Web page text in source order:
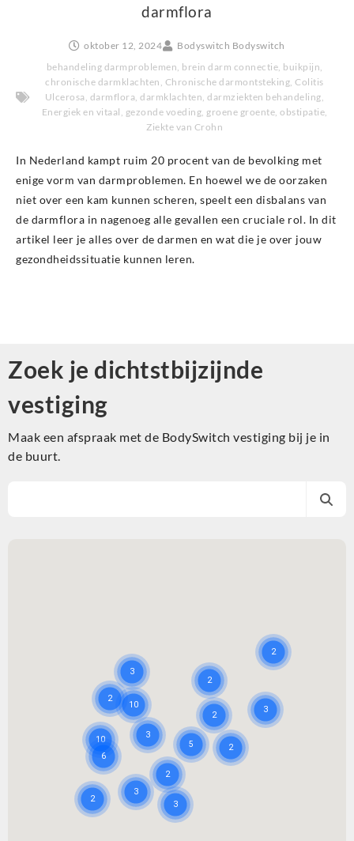
darmflora
oktober 12, 2024
Bodyswitch Bodyswitch
behandeling darmproblemen, brein darm connectie, buikpijn,
chronische darmklachten , Chronische darmontsteking,Colitis
Ulcerosa , darmflora,darmklachten,darmziekten behandeling,
Energiek en vitaal , gezonde voeding, groene groente, obstipatie,
Ziekte van Crohn
In Nederland kampt ruim 20 procent van de bevolking met
enige vorm van darmproblemen. En hoewel we de oorzaken
niet over een kam kunnen scheren, speelt een disbalans van
de darmflora in nagenoeg alle gevallen een cruciale rol. In dit
artikel leer je alles over de darmen en wat die je over jouw
gezondheidssituatie kunnen leren.
Zoek je dichtstbijzijnde
vestiging
Maak een afspraak met de BodySwitch vestiging bij je in
de buurt.